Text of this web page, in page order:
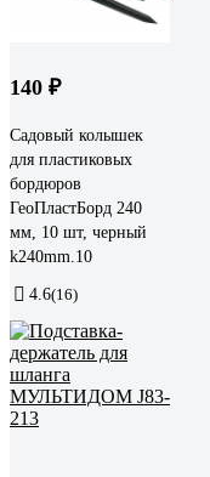
140 ₽
Садовый колышек
для пластиковых
бордюров
ГеоПластБорд 240
мм, 10 шт, черный
k240mm.10
4.6(16)